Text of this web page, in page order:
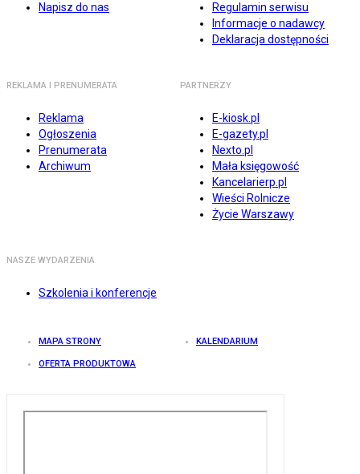
Napisz do nas
Regulamin serwisu
Informacje o nadawcy
Deklaracja dostępności
REKLAMA I PRENUMERATA
Reklama
Ogłoszenia
Prenumerata
Archiwum
PARTNERZY
E-kiosk.pl
E-gazety.pl
Nexto.pl
Mała księgowość
Kancelarierp.pl
Wieści Rolnicze
Życie Warszawy
NASZE WYDARZENIA
Szkolenia i konferencje
MAPA STRONY KALENDARIUM
OFERTA PRODUKTOWA